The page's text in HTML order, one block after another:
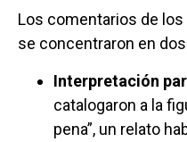
Los comentarios de
se concentraron en
Interpretación
catalogaron a la
pena”, un relato